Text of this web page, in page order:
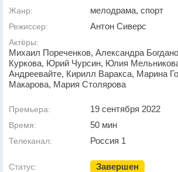
Жанр: мелодрама, спорт
Режиссер: Антон Сиверс
Актёры:
Михаил Пореченков, Александра
Куркова, Юрий Чурсин, Юлия
Андреевайте, Кирилл Варакса, Марина
Макарова, Мария Столярова
Премьера: 19 сентября 2022
Время: 50 мин
Телеканал: Россия 1
Статус: Завершен